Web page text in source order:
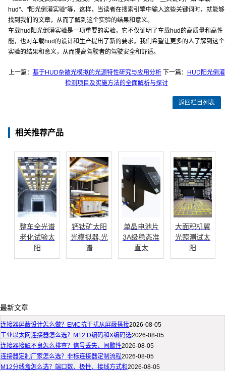
hud"、"阳光倒灌实验"等，这样，当读者在搜索引擎中输入这些关键词时，就能够
找到我们的文章，从而了解到这个实验的结果和意义。
车载hud阳光倒灌实验是一项重要的实验，它不仅证明了车载hud的高质量和高性
能，也对车载hud的设计和生产提出了新的要求。我们希望让更多的人了解到这个
实验的结果和意义，从而提高驾驶者的驾驶安全和舒适。
上一篇： 基于HUD杂散光模拟的光源特性研究与应用分析下一篇：
HUD阳光倒灌
检测项目及实施方法的全面解析与探讨
返回栏目列表
相关推荐产品
整车全光谱
老化试验太
阳
钙钛矿太阳
光模拟器,光
谱
单晶电池片
3A级稳态准
直太
大面积机翼
光照测试太
阳
最新文章
连接器屏蔽设计怎么做？EMC抗干扰从屏蔽搭接2026-08-05
工业以太网连接器怎么选？M12 D编码和X编码选2026-08-05
连接器接触不良怎么排查？信号丢失、间歇性2026-08-05
连接器定制厂家怎么选？非标连接器定制流程2026-08-05
M12分线盒怎么选？端口数、极性、接线方式和2026-08-05